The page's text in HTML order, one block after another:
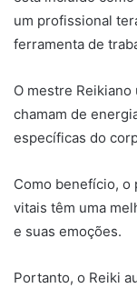
um profissional
ferramenta de
O mestre Reikiano
chamam de
específicas do
Como benefício, o
vitais têm uma
e suas emoções.
Portanto, o Reiki